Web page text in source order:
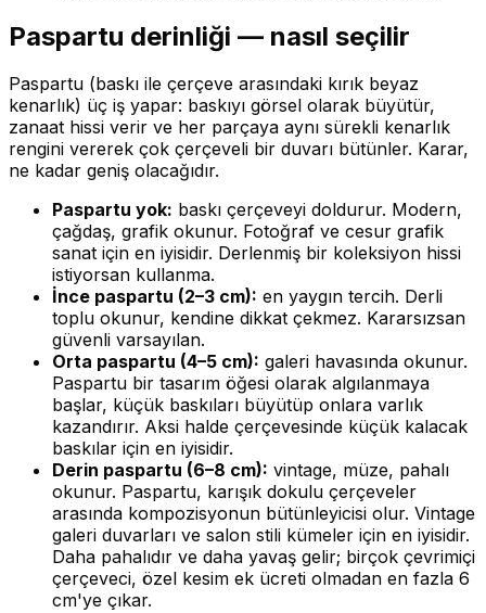
Paspartu derinliği — nasıl seçilir
Paspartu (baskı ile çerçeve arasındaki kırık beyaz
kenarlık) üç iş yapar: baskıyı görsel olarak büyütür,
zanaat hissi verir ve her parçaya aynı sürekli kenarlık
rengini vererek çok çerçeveli bir duvarı bütünler. Karar,
ne kadar geniş olacağıdır.
Paspartu yok: baskı çerçeveyi doldurur. Modern,
çağdaş, grafik okunur. Fotoğraf ve cesur grafik
sanat için en iyisidir. Derlenmiş bir koleksiyon hissi
istiyorsan kullanma.
İnce paspartu (2–3 cm): en yaygın tercih. Derli
toplu okunur, kendine dikkat çekmez. Kararsızsan
güvenli varsayılan.
Orta paspartu (4–5 cm): galeri havasında okunur.
Paspartu bir tasarım öğesi olarak algılanmaya
başlar, küçük baskıları büyütüp onlara varlık
kazandırır. Aksi halde çerçevesinde küçük kalacak
baskılar için en iyisidir.
Derin paspartu (6–8 cm): vintage, müze, pahalı
okunur. Paspartu, karışık dokulu çerçeveler
arasında kompozisyonun bütünleyicisi olur. Vintage
galeri duvarları ve salon stili kümeler için en iyisidir.
Daha pahalıdır ve daha yavaş gelir; birçok çevrimiçi
çerçeveci, özel kesim ek ücreti olmadan en fazla 6
cm'ye çıkar.